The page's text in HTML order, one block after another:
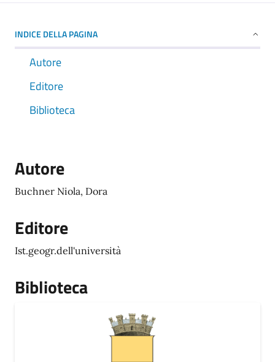
INDICE DELLA PAGINA
Autore
Editore
Biblioteca
Autore
Buchner Niola, Dora
Editore
Ist.geogr.dell'università
Biblioteca